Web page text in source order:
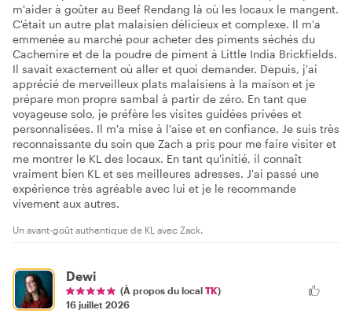
m'aider à goûter au Beef Rendang là où les locaux le mangent.
C'était un autre plat malaisien délicieux et complexe. Il m'a
emmenée au marché pour acheter des piments séchés du
Cachemire et de la poudre de piment à Little India Brickfields.
Il savait exactement où aller et quoi demander. Depuis, j'ai
apprécié de merveilleux plats malaisiens à la maison et je
prépare mon propre sambal à partir de zéro. En tant que
voyageuse solo, je préfère les visites guidées privées et
personnalisées. Il m'a mise à l'aise et en confiance. Je suis très
reconnaissante du soin que Zach a pris pour me faire visiter et
me montrer le KL des locaux. En tant qu'initié, il connaît
vraiment bien KL et ses meilleures adresses. J'ai passé une
expérience très agréable avec lui et je le recommande
vivement aux autres.
Un avant-goût authentique de KL avec Zack.
Dewi
(À propos du local TK)
16 juillet 2026